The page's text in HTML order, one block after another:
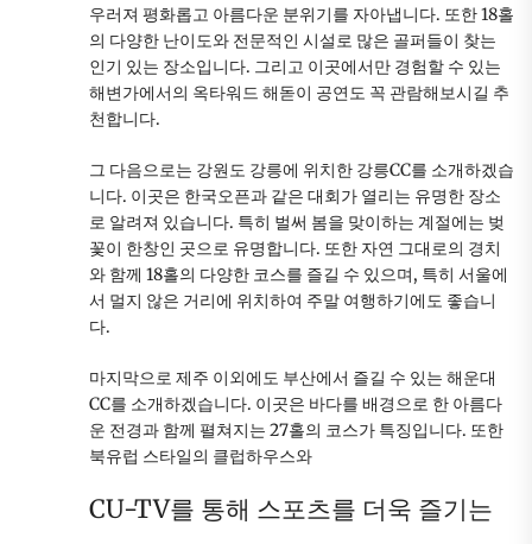
우러져 평화롭고 아름다운 분위기를 자아냅니다. 또한 18홀
의 다양한 난이도와 전문적인 시설로 많은 골퍼들이 찾는
인기 있는 장소입니다. 그리고 이곳에서만 경험할 수 있는
해변가에서의 옥타워드 해돋이 공연도 꼭 관람해보시길 추
천합니다.
그 다음으로는 강원도 강릉에 위치한 강릉CC를 소개하겠습
니다. 이곳은 한국오픈과 같은 대회가 열리는 유명한 장소
로 알려져 있습니다. 특히 벌써 봄을 맞이하는 계절에는 벚
꽃이 한창인 곳으로 유명합니다. 또한 자연 그대로의 경치
와 함께 18홀의 다양한 코스를 즐길 수 있으며, 특히 서울에
서 멀지 않은 거리에 위치하여 주말 여행하기에도 좋습니
다.
마지막으로 제주 이외에도 부산에서 즐길 수 있는 해운대
CC를 소개하겠습니다. 이곳은 바다를 배경으로 한 아름다
운 전경과 함께 펼쳐지는 27홀의 코스가 특징입니다. 또한
북유럽 스타일의 클럽하우스와
CU-TV를 통해 스포츠를 더욱 즐기는